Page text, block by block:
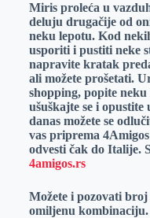
e
r
I
n
s
A
p
p
a
i
l
Miris proleća u
deluju drugačije od
neku lepotu. Kod
usporiti i pustiti neke
napravite kratak
ali možete prošetati.
shopping, popite
ušuškajte se i
danas možete se
vas priprema
odvesti čak do Italije.
4amigos.rs
Možete i pozovati
omiljenu kombinaciju.